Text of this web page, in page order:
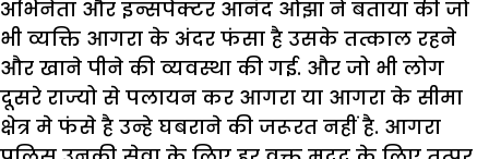
अभिनेता और इन्सपेक्टर आनंद ओझा नें बताया की जो
भी व्यक्ति आगरा के अंदर फंसा है उसके तत्काल रहने
और खाने पीने की व्यवस्था की गई. और जो भी लोग
दूसरे राज्यो से पलायन कर आगरा या आगरा के सीमा
क्षेत्र मे फंसे है उन्हे घबराने की जरूरत नहीं है. आगरा